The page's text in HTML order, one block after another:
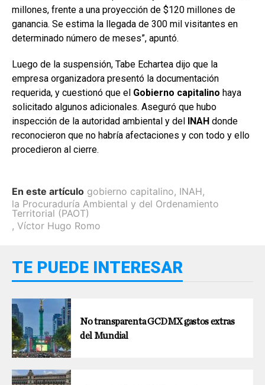
millones, frente a una proyección de $120 millones de
ganancia. Se estima la llegada de 300 mil visitantes en
determinado número de meses”, apuntó.
Luego de la suspensión, Tabe Echartea dijo que la
empresa organizadora presentó la documentación
requerida, y cuestionó que el Gobierno capitalino haya
solicitado algunos adicionales. Aseguró que hubo
inspección de la autoridad ambiental y del INAH donde
reconocieron que no habría afectaciones y con todo y ello
procedieron al cierre.
En este artículo gobierno capitalino, INAH,
la Procuraduría Ambiental y del Ordenamiento
Territorial (PAOT)
, Víctor Hugo Romo
TE PUEDE INTERESAR
No transparenta GCDMX gastos extras
del Mundial